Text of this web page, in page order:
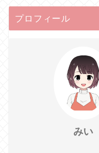
プロフィール
みい